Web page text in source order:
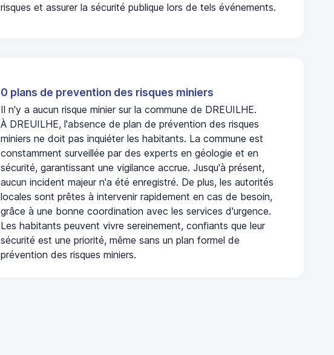
risques et assurer la sécurité publique lors de tels événements.
0 plans de prevention des risques miniers
Il n'y a aucun risque minier sur la commune de DREUILHE.
À DREUILHE, l'absence de plan de prévention des risques
miniers ne doit pas inquiéter les habitants. La commune est
constamment surveillée par des experts en géologie et en
sécurité, garantissant une vigilance accrue. Jusqu'à présent,
aucun incident majeur n'a été enregistré. De plus, les autorités
locales sont prêtes à intervenir rapidement en cas de besoin,
grâce à une bonne coordination avec les services d'urgence.
Les habitants peuvent vivre sereinement, confiants que leur
sécurité est une priorité, même sans un plan formel de
prévention des risques miniers.